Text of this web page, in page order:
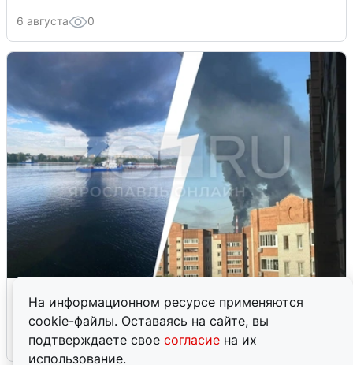
На информационном ресурсе применяются
cookie-файлы. Оставаясь на сайте, вы
подтверждаете свое согласие на их
использование.
6 августа 0
попадания и последствия
6 августа 0